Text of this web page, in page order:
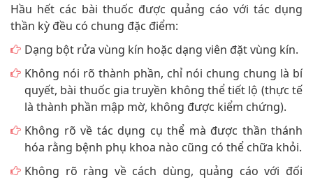
Hầu hết các bài thuốc được quảng cáo với tác dụng
thần kỳ đều có chung đặc điểm:
Dạng bột rửa vùng kín hoặc dạng viên đặt vùng kín.
Không nói rõ thành phần, chỉ nói chung chung là bí
quyết, bài thuốc gia truyền không thể tiết lộ (thực tế
là thành phần mập mờ, không được kiểm chứng).
Không rõ về tác dụng cụ thể mà được thần thánh
hóa rằng bệnh phụ khoa nào cũng có thể chữa khỏi.
Không rõ ràng về cách dùng, quảng cáo với đối